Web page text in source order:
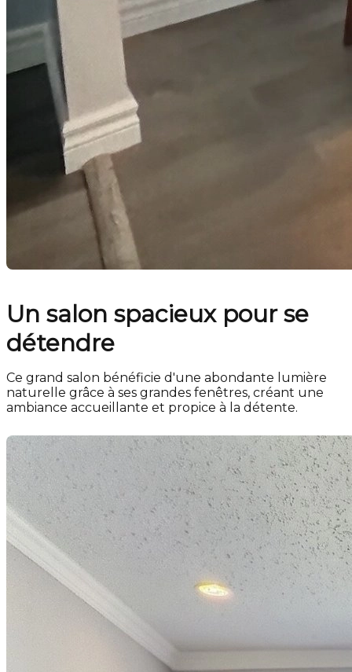
Un salon spacieux pour se
détendre
Ce grand salon bénéficie d'une abondante lumière
naturelle grâce à ses grandes fenêtres, créant une
ambiance accueillante et propice à la détente.